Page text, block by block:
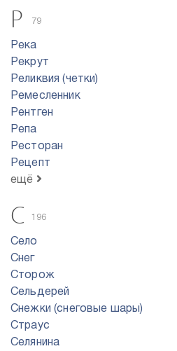
Р 79
Река
Рекрут
Реликвия (четки)
Ремесленник
Рентген
Репа
Ресторан
Рецепт
ещё
С 196
Село
Снег
Сторож
Сельдерей
Снежки (снеговые шары)
Страус
Селянина